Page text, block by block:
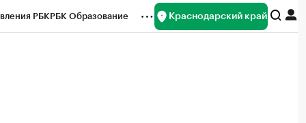
РБКРБК Образование Краснодарский край